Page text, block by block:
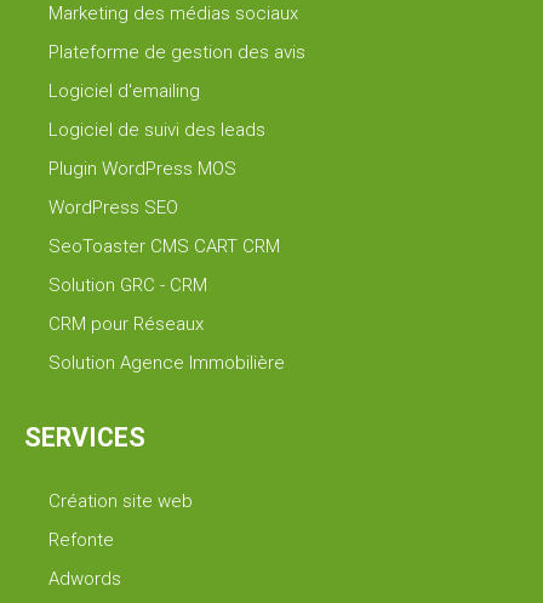
Marketing des médias sociaux
Plateforme de gestion des avis
Logiciel d'emailing
Logiciel de suivi des leads
Plugin WordPress MOS
WordPress SEO
SeoToaster CMS CART CRM
Solution GRC - CRM
CRM pour Réseaux
Solution Agence Immobilière
SERVICES
Création site web
Refonte
Adwords